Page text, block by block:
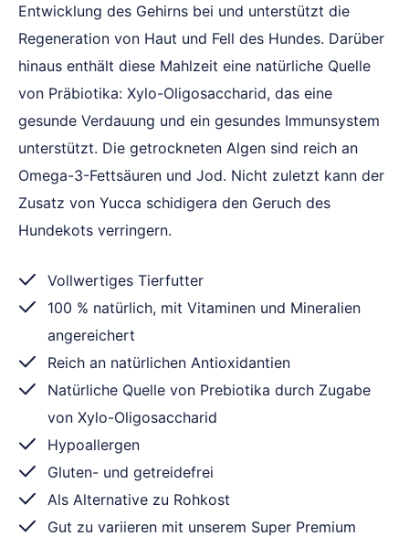
Entwicklung des Gehirns bei und unterstützt die
Regeneration von Haut und Fell des Hundes. Darüber
hinaus enthält diese Mahlzeit eine natürliche Quelle
von Präbiotika: Xylo-Oligosaccharid, das eine
gesunde Verdauung und ein gesundes Immunsystem
unterstützt. Die getrockneten Algen sind reich an
Omega-3-Fettsäuren und Jod. Nicht zuletzt kann der
Zusatz von Yucca schidigera den Geruch des
Hundekots verringern.
Vollwertiges Tierfutter
100 % natürlich, mit Vitaminen und Mineralien
angereichert
Reich an natürlichen Antioxidantien
Natürliche Quelle von Prebiotika durch Zugabe
von Xylo-Oligosaccharid
Hypoallergen
Gluten- und getreidefrei
Als Alternative zu Rohkost
Gut zu variieren mit unserem Super Premium